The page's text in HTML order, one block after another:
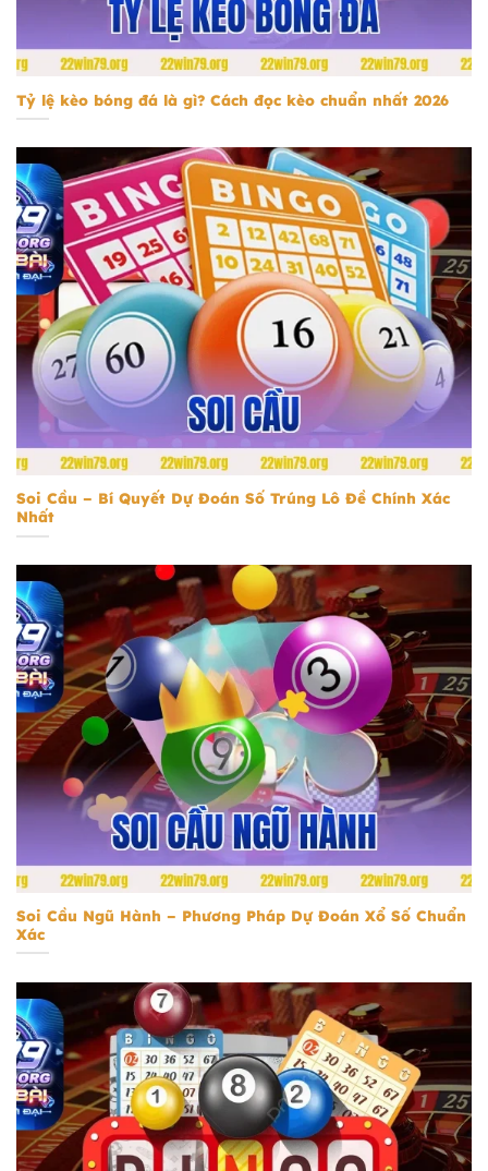
tỷ lệ kèo bóng đá
Tỷ lệ kèo bóng đá là gì? Cách đọc kèo chuẩn nhất 2026
Soi Cầu
Soi Cầu – Bí Quyết Dự Đoán Số Trúng Lô Đề Chính Xác
Nhất
Soi Cầu Ngũ Hành
Soi Cầu Ngũ Hành – Phương Pháp Dự Đoán Xổ Số Chuẩn
Xác